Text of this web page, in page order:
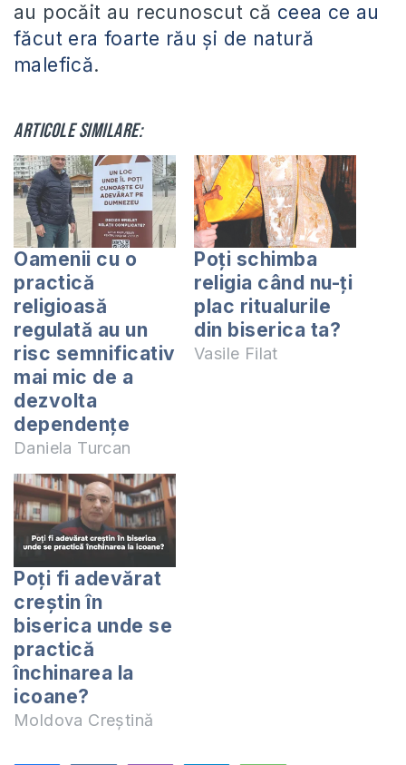
au pocăit au recunoscut că ceea ce au
făcut era foarte rău şi de natură
malefică.
Articole similare:
Oamenii cu o
practică
religioasă
regulată au un
risc semnificativ
mai mic de a
dezvolta
dependențe
Daniela Turcan
Poți schimba
religia când nu-ți
plac ritualurile
din biserica ta?
Vasile Filat
Poți fi adevărat
creștin în
biserica unde se
practică
închinarea la
icoane?
Moldova Creștină